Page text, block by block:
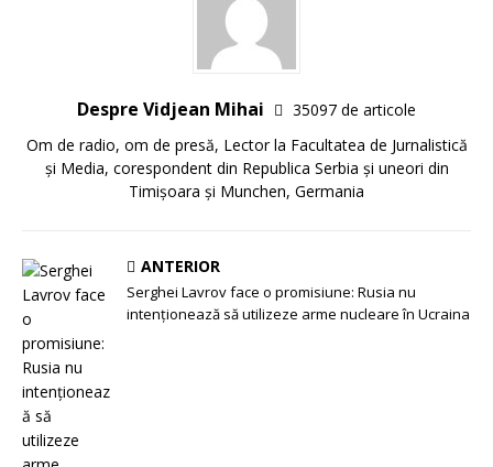
Despre Vidjean Mihai
35097 de articole
Om de radio, om de presă, Lector la Facultatea de Jurnalistică
și Media, corespondent din Republica Serbia și uneori din
Timișoara și Munchen, Germania
ANTERIOR
Serghei Lavrov face o promisiune: Rusia nu
intenţionează să utilizeze arme nucleare în Ucraina